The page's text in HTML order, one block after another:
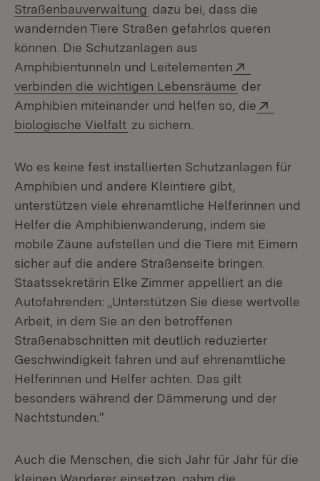
Straßenbauverwaltung (Öffnet in neuem Fenster)
dazu bei, dass die
wandernden Tiere Straßen gefahrlos queren
können. Die Schutzanlagen aus
Amphibientunneln und Leitelementen
verbinden die wichtigen Lebensräume (Öffnet in
der
Amphibien miteinander und helfen so, die
biologische Vielfalt (Öffnet in neuem Fenster)
zu sichern.
Wo es keine fest installierten Schutzanlagen für
Amphibien und andere Kleintiere gibt,
unterstützen viele ehrenamtliche Helferinnen und
Helfer die Amphibienwanderung, indem sie
mobile Zäune aufstellen und die Tiere mit Eimern
sicher auf die andere Straßenseite bringen.
Staatssekretärin Elke Zimmer appelliert an die
Autofahrenden: „Unterstützen Sie diese wertvolle
Arbeit, in dem Sie an den betroffenen
Straßenabschnitten mit deutlich reduzierter
Geschwindigkeit fahren und auf ehrenamtliche
Helferinnen und Helfer achten. Das gilt
besonders während der Dämmerung und der
Nachtstunden.“
Auch die Menschen, die sich Jahr für Jahr für die